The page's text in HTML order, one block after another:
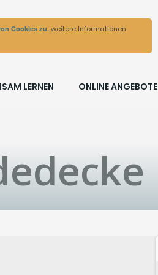
LERNEN ONLINE ANGEBOTE
Cookies zu.weitere Informationen